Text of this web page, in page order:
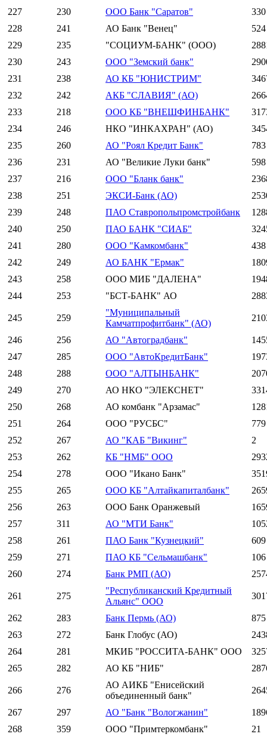
227
230 ООО Банк "Саратов"
330
228
241 АО Банк "Венец"
524
229
235 "СОЦИУМ-БАНК" (ООО)
230
243 ООО "Земский банк"
231
238 АО КБ "ЮНИСТРИМ"
232
242 АКБ "СЛАВИЯ" (АО)
233
218 ООО КБ "ВНЕШФИНБАНК"
234
246 НКО "ИНКАХРАН" (АО)
235
260 АО "Роял Кредит Банк"
783
236
231 АО "Великие Луки банк"
598
237
216 ООО "Бланк банк"
238
251 ЭКСИ-Банк (АО)
239
248 ПАО Ставропольпромстройбанк
240
250 ПАО БАНК "СИАБ"
241
280 ООО "Камкомбанк"
438
242
249 АО БАНК "Ермак"
243
258 ООО МИБ "ДАЛЕНА"
244
253 "БСТ-БАНК" АО
245 259
"Муниципальный
Камчатпрофитбанк" (АО)
246 256 АО "Автоградбанк"
247
285 ООО "АвтоКредитБанк"
248
288 ООО "АЛТЫНБАНК"
249
270 АО НКО "ЭЛЕКСНЕТ"
250
268 АО комбанк "Арзамас"
251
264 ООО "РУСБС"
779
252
267 АО "КАБ "Викинг"
2
253
262 КБ "НМБ" ООО
254
278 ООО "Икано Банк"
255
265 ООО КБ "Алтайкапиталбанк"
256
263 ООО Банк Оранжевый
257
311 АО "МТИ Банк"
258
261 ПАО Банк "Кузнецкий"
609
259
271 ПАО КБ "Сельмашбанк"
106
260
274 Банк РМП (АО)
261 275
"Республиканский Кредитный
Альянс" ООО
262 283 Банк Пермь (АО)
875
263
272 Банк Глобус (АО)
264
281 МКИБ "РОССИТА-БАНК" ООО
265
282 АО КБ "НИБ"
266 276
АО АИКБ "Енисейский
объединенный банк"
267 297 АО "Банк "Вологжанин"
268
359 ООО "Примтеркомбанк"
21